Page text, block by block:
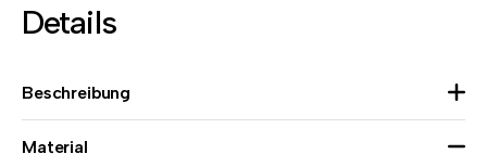
Details
Beschreibung
Material